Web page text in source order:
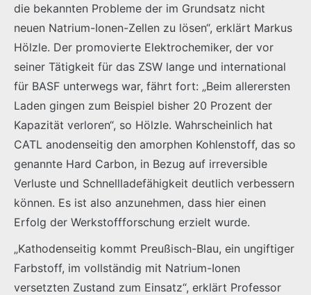
die bekannten Probleme der im Grundsatz nicht
neuen Natrium-Ionen-Zellen zu lösen“, erklärt Markus
Hölzle. Der promovierte Elektrochemiker, der vor
seiner Tätigkeit für das ZSW lange und international
für BASF unterwegs war, fährt fort: „Beim allerersten
Laden gingen zum Beispiel bisher 20 Prozent der
Kapazität verloren“, so Hölzle. Wahrscheinlich hat
CATL anodenseitig den amorphen Kohlenstoff, das so
genannte Hard Carbon, in Bezug auf irreversible
Verluste und Schnellladefähigkeit deutlich verbessern
können. Es ist also anzunehmen, dass hier einen
Erfolg der Werkstoffforschung erzielt wurde.
„Kathodenseitig kommt Preußisch-Blau, ein ungiftiger
Farbstoff, im vollständig mit Natrium-Ionen
versetzten Zustand zum Einsatz“, erklärt Professor